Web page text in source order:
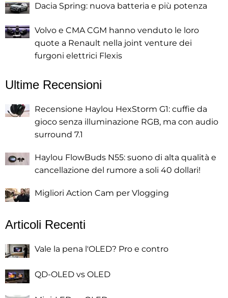
Dacia Spring: nuova batteria e più potenza
Volvo e CMA CGM hanno venduto le loro
quote a Renault nella joint venture dei
furgoni elettrici Flexis
Ultime Recensioni
Recensione Haylou HexStorm G1: cuffie da
gioco senza illuminazione RGB, ma con audio
surround 7.1
Haylou FlowBuds N55: suono di alta qualità e
cancellazione del rumore a soli 40 dollari!
Migliori Action Cam per Vlogging
Articoli Recenti
Vale la pena l'OLED? Pro e contro
QD-OLED vs OLED